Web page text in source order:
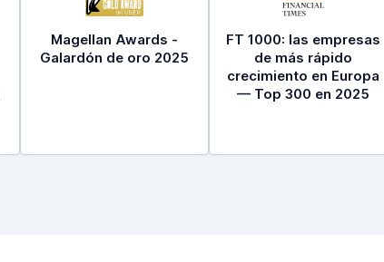
Magellan Awards -
Galardón de oro 2025
FT 1000: las empresas
de más rápido
crecimiento en Europa
— Top 300 en 2025